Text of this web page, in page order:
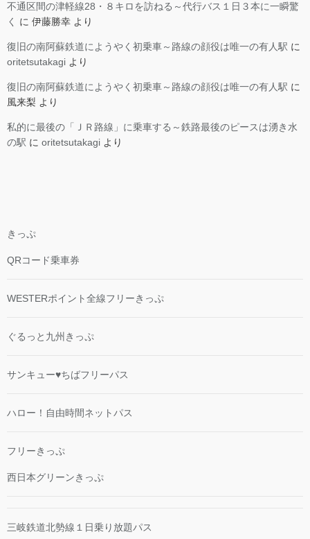
不通区間の津軽線28・８キロを訪ねる～代行バス１日３本に一瞬驚
く
に 伊藤勝幸 より
復旧の南阿蘇鉄道にようやく初乗車～路線の顔役は唯一の有人駅 に
oritetsutakagi より
復旧の南阿蘇鉄道にようやく初乗車～路線の顔役は唯一の有人駅 に
風来梨 より
私的に最後の「ＪＲ路線」に乗車する～鉄路最後のピースは湧き水
の駅 に oritetsutakagi より
きっぷ
QRコード乗車券
WESTERポイント全線フリーきっぷ
ぐるっと九州きっぷ
サンキュー♥ちばフリーパス
ハロー！自由時間ネットパス
フリーきっぷ
西日本グリーンきっぷ
三岐鉄道北勢線１日乗り放題パス